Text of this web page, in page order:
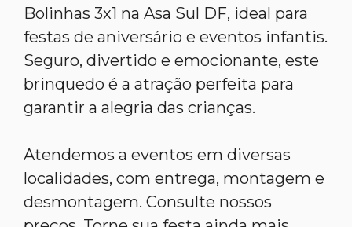
Bolinhas 3x1 na Asa Sul DF, ideal para
festas de aniversário e eventos infantis.
Seguro, divertido e emocionante, este
brinquedo é a atração perfeita para
garantir a alegria das crianças.
Atendemos a eventos em diversas
localidades, com entrega, montagem e
desmontagem. Consulte nossos